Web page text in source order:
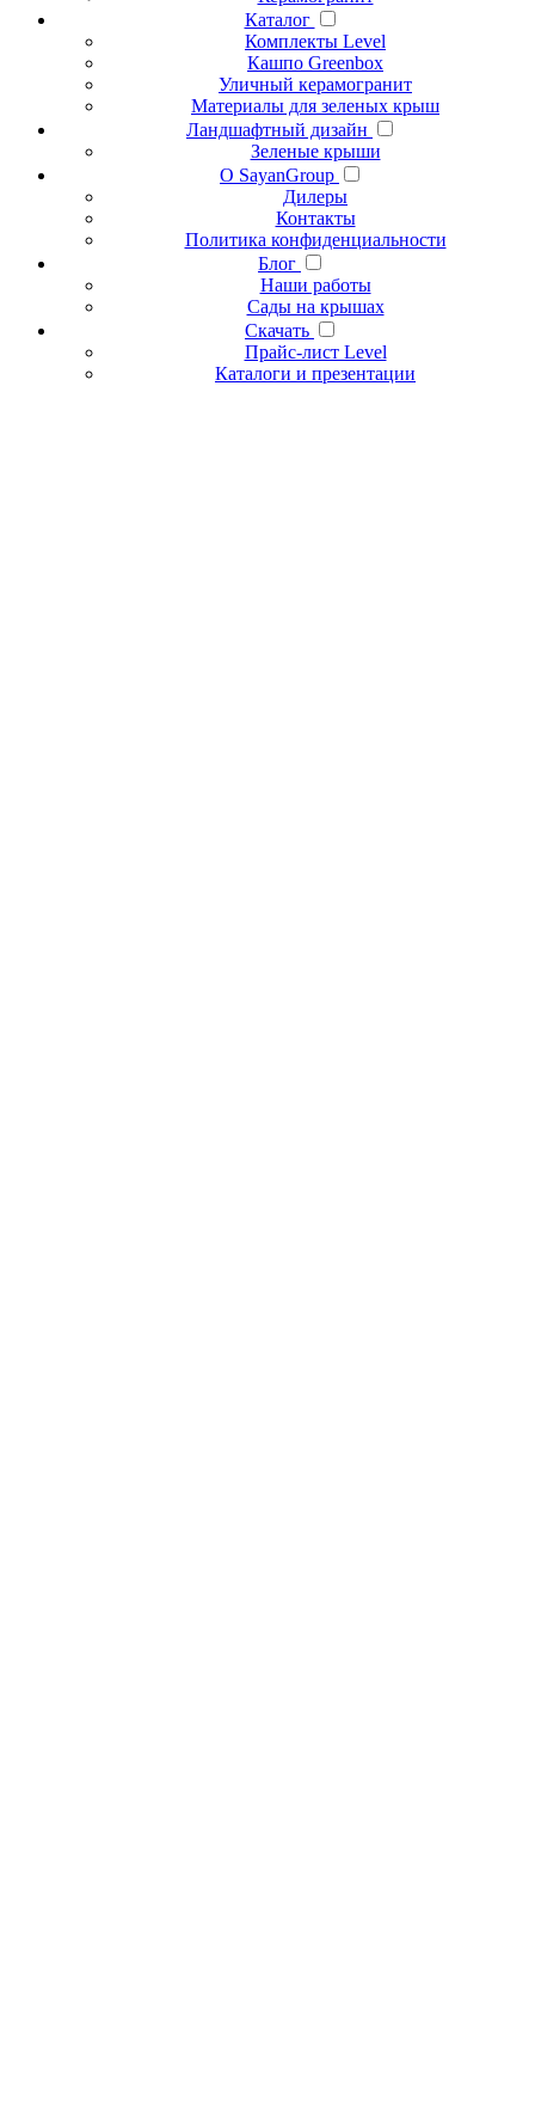
Каталог
Комплекты Level
Кашпо Greenbox
Уличный керамогранит
Материалы для зеленых крыш
Ландшафтный дизайн
Зеленые крыши
О SayanGroup
Дилеры
Контакты
Политика конфиденциальности
Блог
Наши работы
Сады на крышах
Скачать
Прайс-лист Level
Каталоги и презентации